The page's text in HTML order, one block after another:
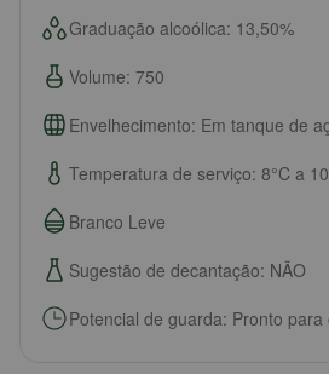
Graduação alcoólica: 13,50%
Volume: 750
Envelhecimento: Em tanque de
Temperatura de serviço: 8°C a
Branco Leve
Sugestão de decantação: NÃO
Potencial de guarda: Pronto para